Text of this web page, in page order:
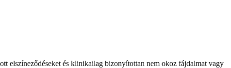
elszíneződéseket és klinikailag bizonyítottan nem okoz fájdalmat vagy